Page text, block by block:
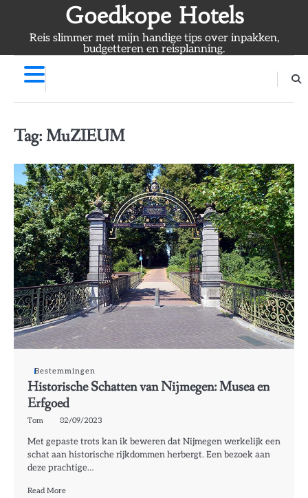
content
Goedkope Hotels
Reis slimmer met mijn handige tips over inpakken,
budgetteren en reisplanning.
Tag: MuZIEUM
Bestemmingen
Historische Schatten van Nijmegen: Musea en
Erfgoed
Tom 02/09/2023
Met gepaste trots kan ik beweren dat Nijmegen werkelijk een
schat aan historische rijkdommen herbergt. Een bezoek aan
deze prachtige…
Read More